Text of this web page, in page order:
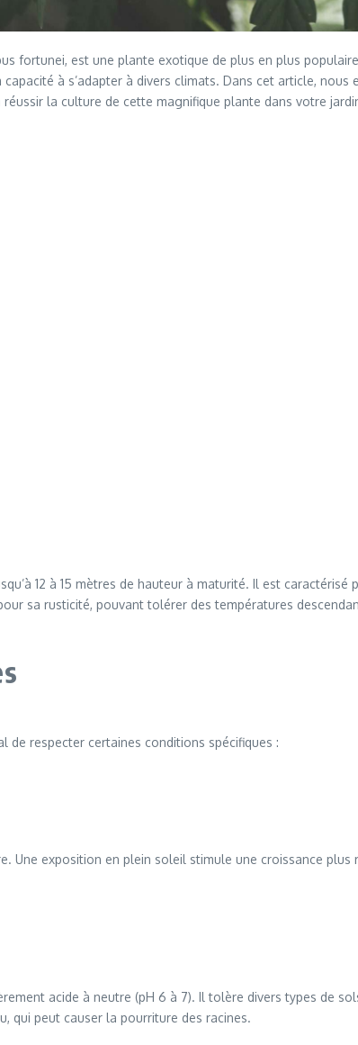
fortunei, est une plante exotique de plus en plus
à s’adapter à divers climats. Dans cet article,
la culture de cette magnifique plante dans votre
12 à 15 mètres de hauteur à maturité. Il est
sa rusticité, pouvant tolérer des températures
de respecter certaines conditions spécifiques :
Une exposition en plein soleil stimule une croissance
acide à neutre (pH 6 à 7). Il tolère divers types de
qui peut causer la pourriture des racines.